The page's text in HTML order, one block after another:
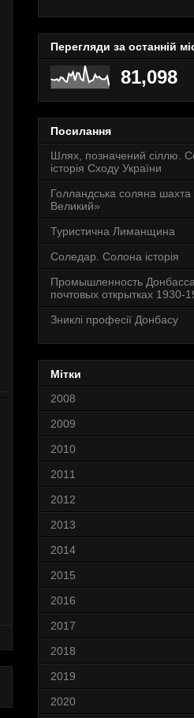
Перегляди за останній
81,098
Посилання
Шлях, позначений сіллю.
історія Сходу України
Голландська соляна
Великий»
Туристична Лиманщина
Соледар. Солона історія
Промышленность
почтовых открытках 1930-
Зниклі професії Донбасу
Мітки
2008
2009
2010
2011
2012
2013
2014
2015
2016
2017
2018
2019
2020